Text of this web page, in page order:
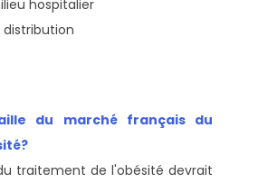
hospitalier
du marché français du
traitement de l'obésité devrait